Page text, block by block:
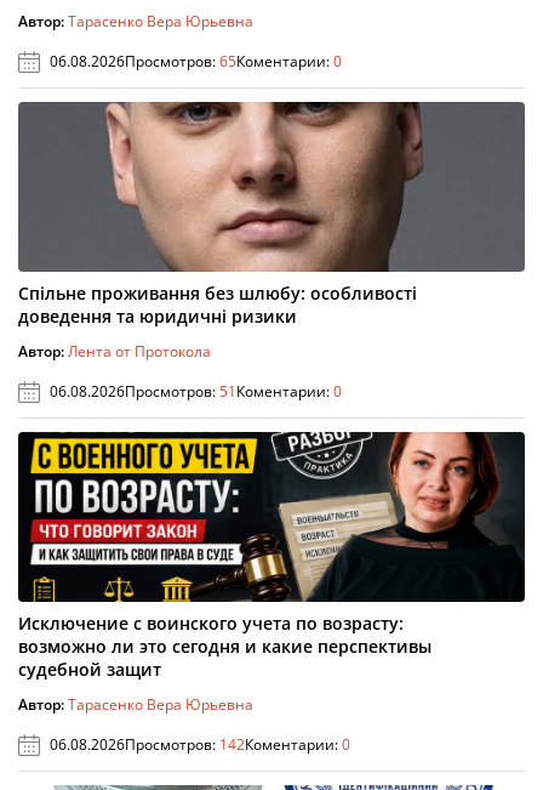
Автор:Тарасенко Вера Юрьевна
06.08.2026Просмотров:65Коментарии:0
Спільне проживання без шлюбу: особливості
доведення та юридичні ризики
Автор:Лента от Протокола
06.08.2026Просмотров:51Коментарии:0
Исключение с воинского учета по возрасту:
возможно ли это сегодня и какие перспективы
судебной защит
Автор:Тарасенко Вера Юрьевна
06.08.2026Просмотров: 142Коментарии:0